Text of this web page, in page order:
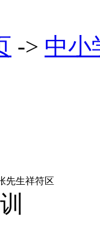
-> 中小
先生祥符区